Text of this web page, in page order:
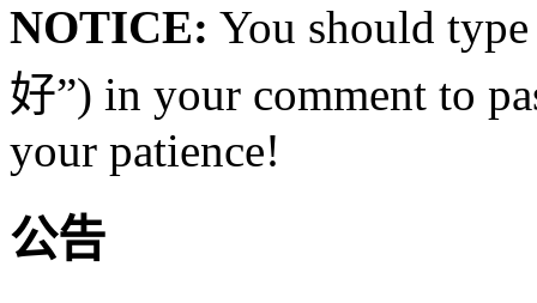
NOTICE: You should
好”) in your comment to
your patience!
公告